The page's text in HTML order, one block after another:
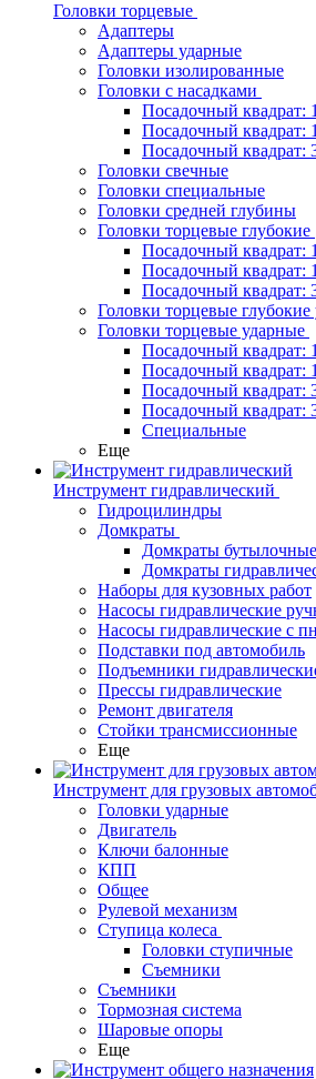
Головки торцевые
Адаптеры
Адаптеры ударные
Головки изолированные
Головки с насадками
Посадочный квадрат:
Посадочный квадрат:
Посадочный квадрат:
Головки свечные
Головки специальные
Головки средней глубины
Головки торцевые глубокие
Посадочный квадрат:
Посадочный квадрат:
Посадочный квадрат:
Головки торцевые глубокие
Головки торцевые ударные
Посадочный квадрат: 1
Посадочный квадрат:
Посадочный квадрат:
Посадочный квадрат:
Специальные
Еще
Инструмент гидравлический
Гидроцилиндры
Домкраты
Домкраты бутылочные
Домкраты
Наборы для кузовных работ
Насосы гидравлические
Насосы гидравлические с
Подставки под автомобиль
Подъемники
Прессы гидравлические
Ремонт двигателя
Стойки трансмиссионные
Еще
Инструмент для грузовых
Головки ударные
Двигатель
Ключи балонные
КПП
Общее
Рулевой механизм
Ступица колеса
Головки ступичные
Съемники
Съемники
Тормозная система
Шаровые опоры
Еще